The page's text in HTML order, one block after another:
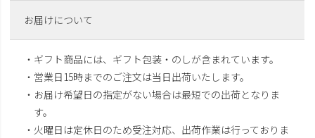
お届けについて
・ギフト商品には、ギフト包装・のしが含まれています。
・営業日15時までのご注文は当日出荷いたします。
・お届け希望日の指定がない場合は最短での出荷となりま
す。
・火曜日は定休日のため受注対応、出荷作業は行っておりま